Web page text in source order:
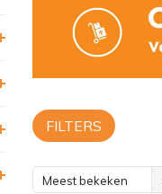
FILTERS
Meest bekeken